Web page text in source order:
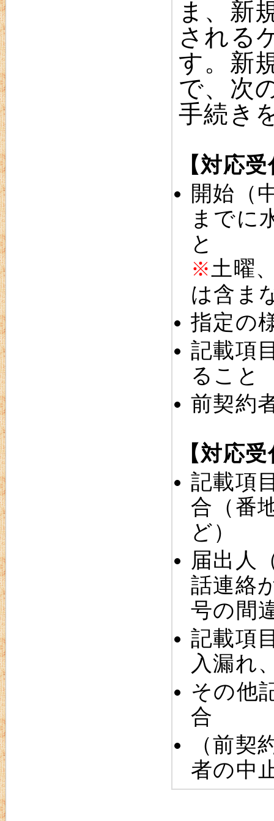
ま、新
される
す。新
で、次
手続き
【対応
開始（
までに
と
※土曜
は含ま
指定の
記載項
ること
前契約
【対応
記載項
合（番
ど）
届出人
話連絡
号の間
記載項
入漏れ
その他
合
（前契
者の中